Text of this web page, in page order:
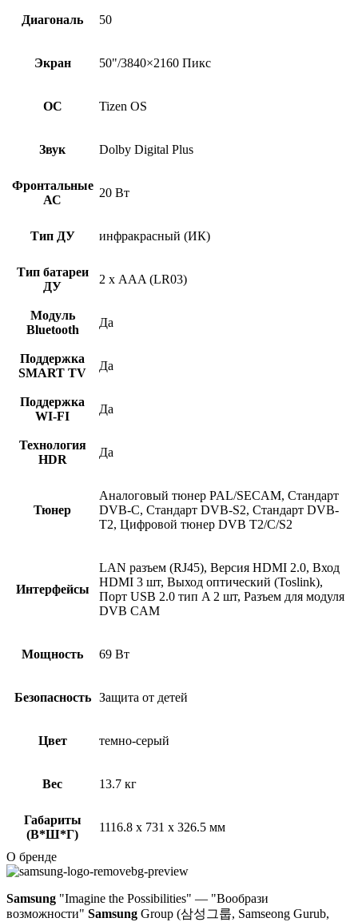
Диагональ 50
Экран 50"/3840×2160 Пикс
ОС Tizen OS
Звук Dolby Digital Plus
Фронтальные
АС
20 Вт
Тип ДУ инфракрасный (ИК)
Тип батареи
ДУ
2 х AAA (LR03)
Модуль
Bluetooth
Да
Поддержка
SMART TV
Да
Поддержка
WI-FI
Да
Технология
HDR
Да
Тюнер
Аналоговый тюнер PAL/SECAM, Стандарт
DVB-C, Стандарт DVB-S2, Стандарт DVB-
T2, Цифровой тюнер DVB T2/C/S2
Интерфейсы
LAN разъем (RJ45), Версия HDMI 2.0, Вход
HDMI 3 шт, Выход оптический (Toslink),
Порт USB 2.0 тип A 2 шт, Разъем для модуля
DVB CAM
Мощность 69 Вт
Безопасность Защита от детей
Цвет темно-серый
Вес 13.7 кг
Габариты
(В*Ш*Г)
1116.8 x 731 x 326.5 мм
О бренде
Samsung "Imagine the Possibilities" — "Вообрази
возможности" Samsung Group (삼성그룹, Samseong Gurub,